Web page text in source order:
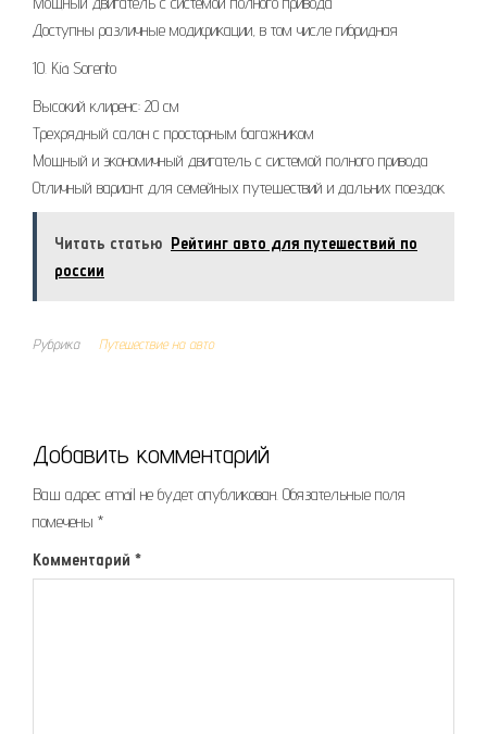
Доступны различные модификации, в том числе гибридная
10. Kia Sorento
Высокий клиренс: 20 см
Трехрядный салон с просторным багажником
Мощный и экономичный двигатель с системой полного привода
Отличный вариант для семейных путешествий и дальних поездок
Читать статью Рейтинг авто для путешествий по
россии
Рубрика Путешествие на авто
Добавить комментарий
Ваш адрес email не будет опубликован. Обязательные поля
помечены *
Комментарий *